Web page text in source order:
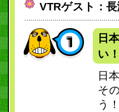
VTRゲスト：長
日
い
日
そ
う